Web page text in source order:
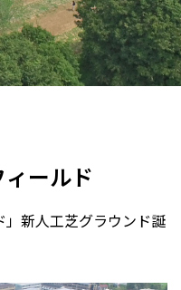
ールド
」新人工芝グラウンド誕